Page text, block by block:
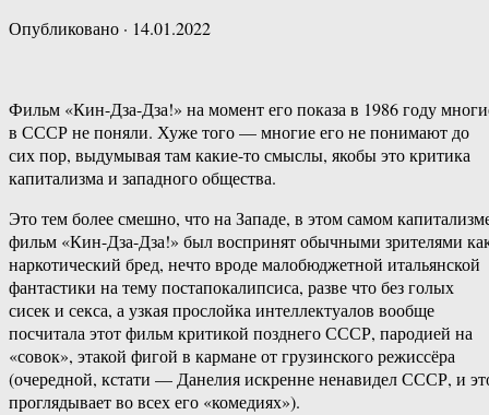
Опубликовано · 14.01.2022
Фильм «Кин-Дза-Дза!» на момент его показа в 1986 году
в СССР не поняли. Хуже того — многие его не понимают до
сих пор, выдумывая там какие-то смыслы, якобы это критика
капитализма и западного общества.
Это тем более смешно, что на Западе, в этом самом
фильм «Кин-Дза-Дза!» был воспринят обычными зрителями
наркотический бред, нечто вроде малобюджетной итальянской
фантастики на тему постапокалипсиса, разве что без голых
сисек и секса, а узкая прослойка интеллектуалов вообще
посчитала этот фильм критикой позднего СССР, пародией на
«совок», этакой фигой в кармане от грузинского режиссёра
(очередной, кстати — Данелия искренне ненавидел СССР, и
проглядывает во всех его «комедиях»).